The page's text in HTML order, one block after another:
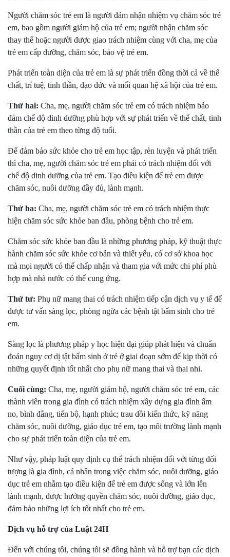
Người chăm sóc trẻ em là người đảm nhận nhiệm vụ chăm sóc trẻ
em, bao gồm người giám hộ của trẻ em; người nhận chăm sóc
thay thế hoặc người được giao trách nhiệm cùng với cha, mẹ của
trẻ em cấp dưỡng, chăm sóc, bảo vệ trẻ em.
Phát triển toàn diện của trẻ em là sự phát triển đồng thời cả về thể
chất, trí tuệ, tinh thần, đạo đức và mối quan hệ xã hội của trẻ em.
Thứ hai: Cha, mẹ, người chăm sóc trẻ em có trách nhiệm bảo
đảm chế độ dinh dưỡng phù hợp với sự phát triển về thể chất, tinh
thần của trẻ em theo từng độ tuổi.
Để đảm bảo sức khỏe cho trẻ em học tập, rèn luyện và phát triển
thì cha, mẹ, người chăm sóc trẻ em phải có trách nhiệm đối với
chế độ dinh dưỡng của trẻ em. Tạo điều kiện để trẻ em được
chăm sóc, nuôi dưỡng đầy đủ, lành mạnh.
Thứ ba: Cha, mẹ, người chăm sóc trẻ em có trách nhiệm thực
hiện chăm sóc sức khỏe ban đầu, phòng bệnh cho trẻ em.
Chăm sóc sức khỏe ban đầu là những phương pháp, kỹ thuật thực
hành chăm sóc sức khỏe cơ bản và thiết yếu, có cơ sở khoa học
mà mọi người có thể chấp nhận và tham gia với mức chi phí phù
hợp mà nhà nước có thể cung ứng.
Thứ tư: Phụ nữ mang thai có trách nhiệm tiếp cận dịch vụ y tế để
được tư vấn sàng lọc, phòng ngừa các bệnh tật bẩm sinh cho trẻ
em.
Sàng lọc là phương pháp y học hiện đại giúp phát hiện và chuẩn
đoán nguy cơ dị tật bẩm sinh ở trẻ ở giai đoạn sớm để kịp thời có
những quyết định tốt nhất cho phụ nữ mang thai và thai nhi.
Cuối cùng: Cha, mẹ, người giám hộ, người chăm sóc trẻ em, các
thành viên trong gia đình có trách nhiệm xây dựng gia đình ấm
no, bình đẳng, tiến bộ, hạnh phúc; trau dồi kiến thức, kỹ năng
chăm sóc, nuôi dưỡng, giáo dục trẻ em, tạo môi trường lành mạnh
cho sự phát triển toàn diện của trẻ em.
Như vậy, pháp luật quy định cụ thể trách nhiệm đối với từng đối
tượng là gia đình, cá nhân trong việc chăm sóc, nuôi dưỡng, giáo
dục trẻ em nhằm tạo điều kiện để trẻ em được sống và lớn lên
lành mạnh, được hưởng quyền chăm sóc, nuôi dưỡng, giáo dục,
đảm bảo những lợi ích tốt nhất cho trẻ em.
Dịch vụ hỗ trợ của Luật 24H
Đến với chúng tôi, chúng tôi sẽ đồng hành và hỗ trợ bạn các dịch